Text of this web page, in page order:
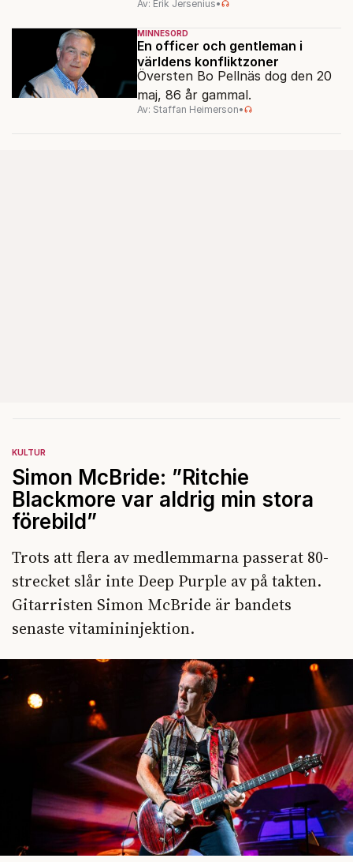
Av: Erik Jersenius•
MINNESORD
En officer och gentleman i
världens konfliktzoner
Översten Bo Pellnäs dog den 20
maj, 86 år gammal.
Av: Staffan Heimerson•
KULTUR
Simon McBride: ”Ritchie
Blackmore var aldrig min stora
förebild”
Trots att flera av medlemmarna passerat 80-
strecket slår inte Deep Purple av på takten.
Gitarristen Simon McBride är bandets
senaste vitamininjektion.